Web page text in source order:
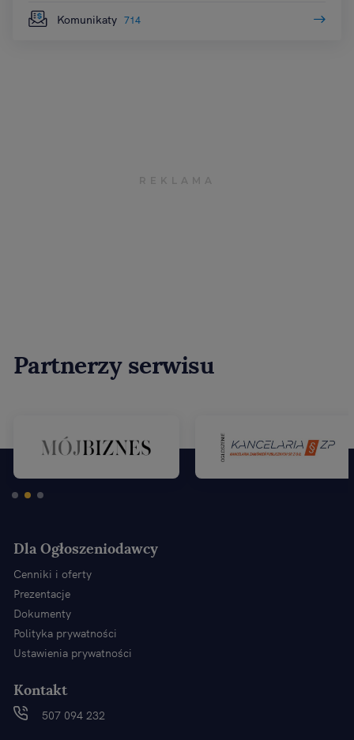
Komunikaty 714
Partnerzy serwisu
Dla Ogłoszeniodawcy
Cenniki i oferty
Prezentacje
Dokumenty
Polityka prywatności
Ustawienia prywatności
Kontakt
507 094 232